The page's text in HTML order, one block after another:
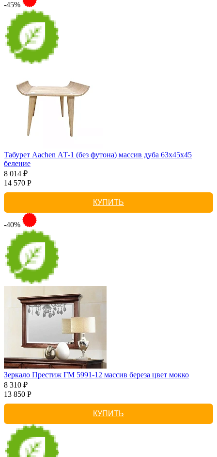
-45%
Табурет Aachen АТ-1 (без футона) массив дуба 63х45х45
беление
8 014 ₽
14 570 Р
КУПИТЬ
-40%
Зеркало Престиж ГМ 5991-12 массив береза цвет мокко
8 310 ₽
13 850 Р
КУПИТЬ